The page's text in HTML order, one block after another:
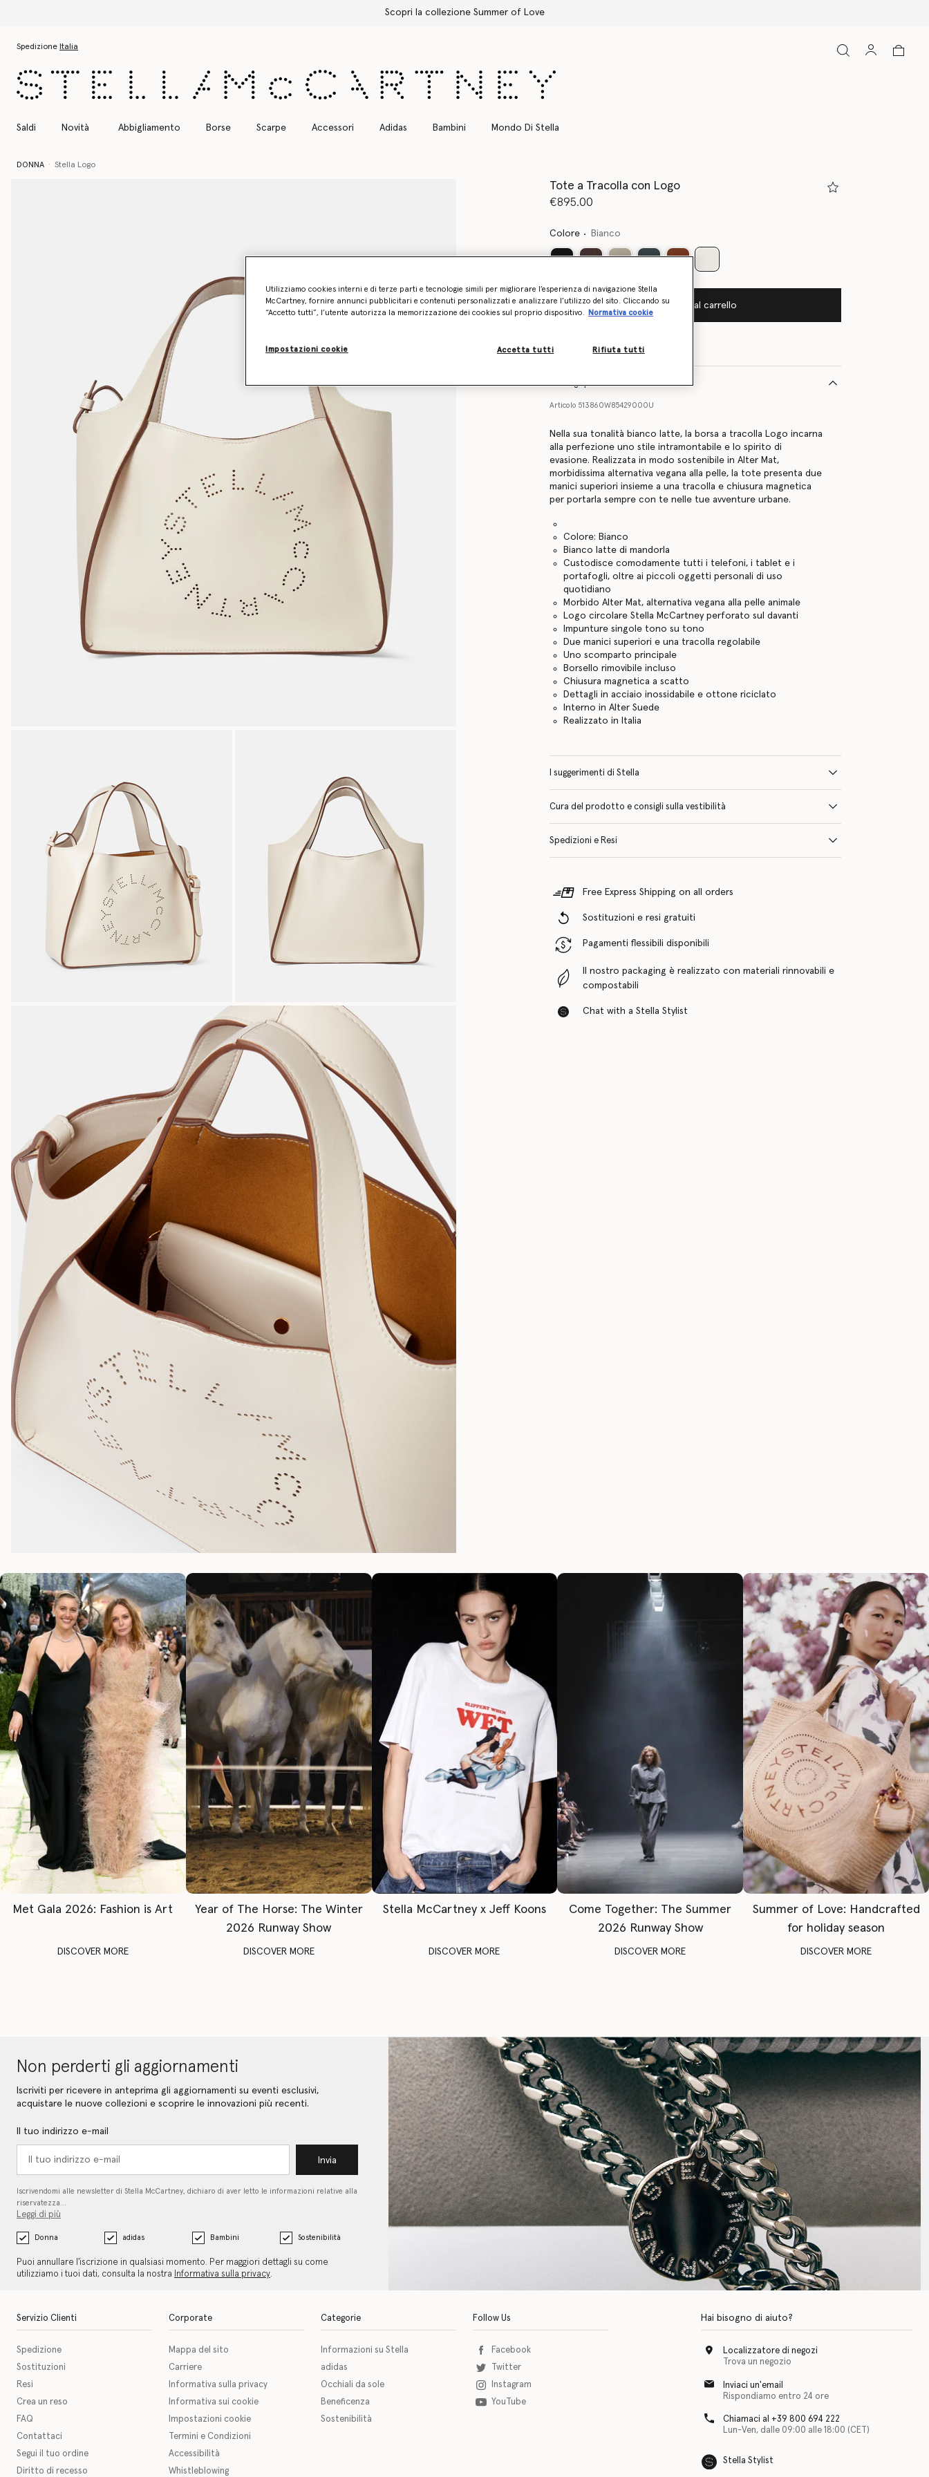
Spedizione Express gratuita per tutti gli ordini
Spedizione Italia
Saldi Novità Abbigliamento Borse Scarpe Accessori Adidas Bambini Mondo Di Stella
DONNA Stella Logo
Tote a Tracolla con Logo
€895.00
Colore Bianco
selezionato
Aggiungi al carrello
Dettagli prodotto
Articolo 513860W85429000U
Nella sua tonalità bianco latte, la borsa a tracolla Logo incarna
alla perfezione uno stile intramontabile e lo spirito di
evasione. Realizzata in modo sostenibile in Alter Mat,
morbidissima alternativa vegana alla pelle, la tote presenta due
manici superiori insieme a una tracolla e chiusura magnetica
per portarla sempre con te nelle tue avventure urbane.
Colore: Bianco
Bianco latte di mandorla
Custodisce comodamente tutti i telefoni, i tablet e i
portafogli, oltre ai piccoli oggetti personali di uso
quotidiano
Morbido Alter Mat, alternativa vegana alla pelle animale
Logo circolare Stella McCartney perforato sul davanti
Impunture singole tono su tono
Due manici superiori e una tracolla regolabile
Uno scomparto principale
Borsello rimovibile incluso
Chiusura magnetica a scatto
Dettagli in acciaio inossidabile e ottone riciclato
Interno in Alter Suede
Realizzato in Italia
I suggerimenti di Stella
Cura del prodotto e consigli sulla vestibilità
Spedizioni e Resi
Free Express Shipping on all orders
Sostituzioni e resi gratuiti
Pagamenti flessibili disponibili
Il nostro packaging è realizzato con materiali rinnovabili e
compostabili
Chat with a Stella Stylist
Met Gala 2026: Fashion is Art
DISCOVER MORE
Year of The Horse: The Winter
2026 Runway Show
DISCOVER MORE
Stella McCartney x Jeff Koons
DISCOVER MORE
Come Together: The Summer
2026 Runway Show
DISCOVER MORE
Summer of Love: Handcrafted
for holiday season
DISCOVER MORE
Non perderti gli aggiornamenti
Iscriviti per ricevere in anteprima gli aggiornamenti su eventi esclusivi,
acquistare le nuove collezioni e scoprire le innovazioni più recenti.
Il tuo indirizzo e-mail
Invia
Iscrivendomi alle newsletter di Stella McCartney, dichiaro di aver letto le informazioni relative alla
riservatezza…
Leggi di più
Donna adidas Bambini Sostenibilità
Puoi annullare l'iscrizione in qualsiasi momento. Per maggiori dettagli su come
utilizziamo i tuoi dati, consulta la nostra
Informativa sulla privacy.
Servizio Clienti
Spedizione
Sostituzioni
Resi
Crea un reso
FAQ
Contattaci
Segui il tuo ordine
Diritto di recesso
Corporate
Mappa del sito
Carriere
Informativa sulla privacy
Informativa sui cookie
Impostazioni cookie
Termini e Condizioni
Accessibilità
Whistleblowing
Categorie
Informazioni su Stella
adidas
Occhiali da sole
Beneficenza
Sostenibilità
Follow Us
Facebook
Twitter
Instagram
YouTube
Hai bisogno di aiuto?
Localizzatore di negozi
Trova un negozio
Inviaci un'email
Rispondiamo entro 24 ore
Chiamaci al +39 800 694 222
Lun-Ven, dalle 09:00 alle 18:00 (CET)
Stella Stylist
Utilizziamo cookies interni e di terze parti e tecnologie simili per migliorare l’esperienza di navigazione Stella
McCartney, fornire annunci pubblicitari e contenuti personalizzati e analizzare l’utilizzo del sito. Cliccando su
“Accetto tutti”, l’utente autorizza la memorizzazione dei cookies sul proprio dispositivo.
Normativa cookie
Impostazioni cookie Rifiuta tutti
Accetta tutti